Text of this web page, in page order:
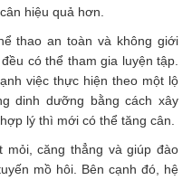
hiệu quả hơn.
thao an toàn và không giới
có thể tham gia luyện tập.
việc thực hiện theo một lộ
dinh dưỡng bằng cách xây
lý thì mới có thể tăng cân.
căng thẳng và giúp đào
mồ hôi. Bên cạnh đó, hệ